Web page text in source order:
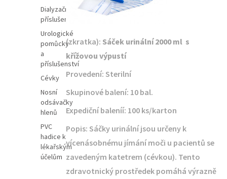
Dialyzační
příslušenství
Urologické
pomůcky
a
příslušenství
Cévky
Nosní
odsávačky
hlenů
PVC
hadice k
lékařským
účelům
(zkratka): Sáček urinální 2000 ml s
křížovou výpustí
Provedení: Sterilní
Skupinové balení: 10 bal.
Expediční baleníí: 100 ks/karton
Popis: Sáčky urinální jsou určeny k
vícenásobnému jímání moči u pacientů se
zavedeným katetrem (cévkou). Tento
zdravotnický prostředek pomáhá výrazně